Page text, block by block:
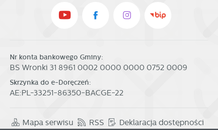
Nr konta bankowego Gminy:
BS Wronki 31 8961 0002 0000 0000 0752 0009
Skrzynka do e-Doręczeń:
AE:PL-33251-86350-BACGE-22
Mapa serwisu RSS Deklaracja dostępności